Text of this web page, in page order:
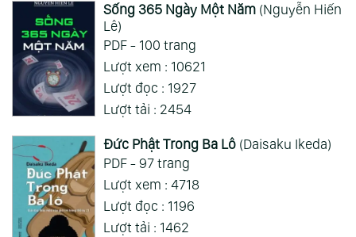
Sống 365 Ngày Một Năm(Nguyễn Hiến
Lê)
PDF - 100 trang
Lượt xem : 10621
Lượt đọc : 1927
Lượt tải : 2454
Đức Phật Trong Ba Lô(Daisaku Ikeda)
PDF - 97 trang
Lượt xem : 4718
Lượt đọc : 1196
Lượt tải : 1462